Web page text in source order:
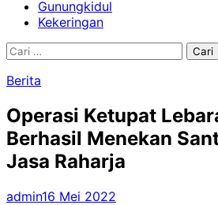
Gunungkidul
Kekeringan
Cari
Berita
Operasi Ketupat
Berhasil Menekan
Jasa Raharja
admin16 Mei 2022